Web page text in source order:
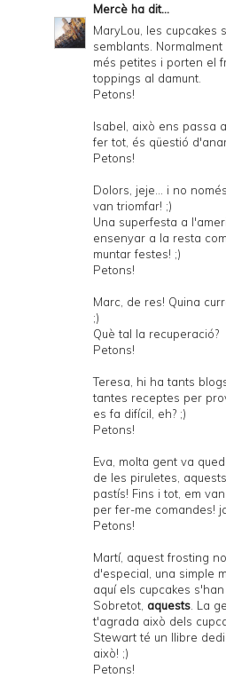
Mercè ha dit...
MaryLou, les cupcakes
semblants.
més petites i porten el
toppings al damunt.
Petons!
Isabel, això ens passa
fer tot, és qüestió
Petons!
Dolors, jeje... i no
van triomfar! ;)
Una superfesta a
ensenyar a la resta
muntar festes! ;)
Petons!
Marc, de res! Quina
;)
Què tal la recuperació?
Petons!
Teresa, hi ha tants
tantes receptes per
es fa difícil, eh? ;)
Petons!
Eva, molta gent va
de les piruletes,
pastís! Fins i tot, em
per fer-me comandes!
Petons!
Martí, aquest frosting
d'especial, una simple
aquí els cupcakes
Sobretot, aquests . La
t'agrada això dels
Stewart té un llibre
això! ;)
Petons!